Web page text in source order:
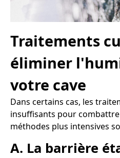
Traitements
éliminer
votre cave
Dans certains cas, les
insuffisants pour
méthodes plus intensives
A. La barrière